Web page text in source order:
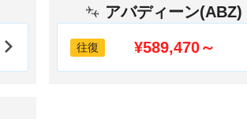
アバディーン(ABZ)
往復 ¥589,470～